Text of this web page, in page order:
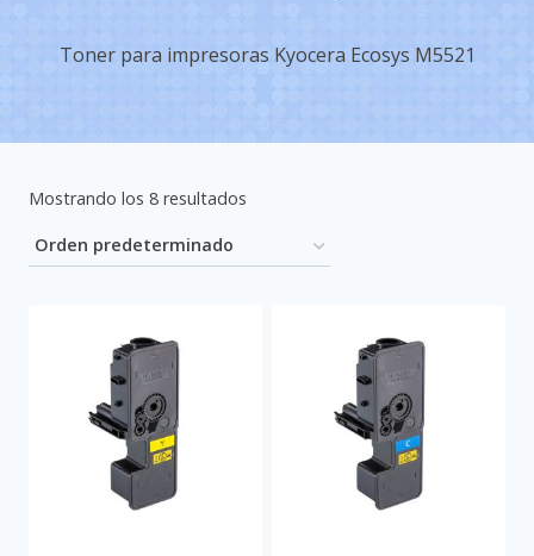
Toner para impresoras Kyocera Ecosys M5521
Mostrando los 8 resultados